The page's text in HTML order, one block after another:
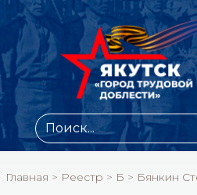
Главная > Реестр > Б > Бянкин